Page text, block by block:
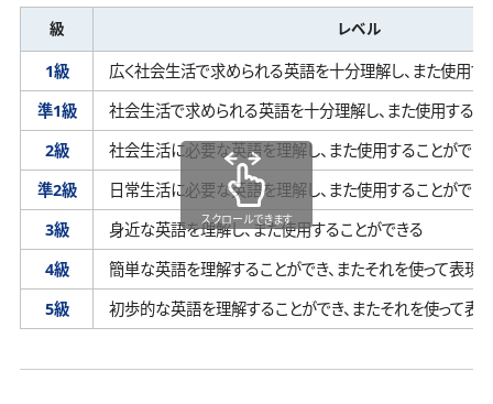
級 レベル
1級 広く社会生活で求められる英語を十分理解し、 また使用す
準1級
社会生活で求められる英語を十分理解し、 また使用するこ
2級
社会生活に必要な英語を理解し、 また使用することができ
準2級
日常生活に必要な英語を理解し、 また使用することができ
3級
身近な英語を理解し、また使用することができる
4級
簡単な英語を理解することができ、 またそれを使って表現
5級
初歩的な英語を理解することができ、 またそれを使って表
スクロールできます